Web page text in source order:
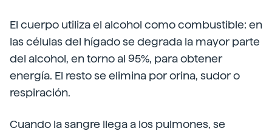
El cuerpo utiliza el alcohol como combustible: en
las células del hígado se degrada la mayor parte
del alcohol, en torno al 95%, para obtener
energía. El resto se elimina por orina, sudor o
respiración.
Cuando la sangre llega a los pulmones, se